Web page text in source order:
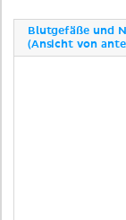
Blutgefäße und
(Ansicht von